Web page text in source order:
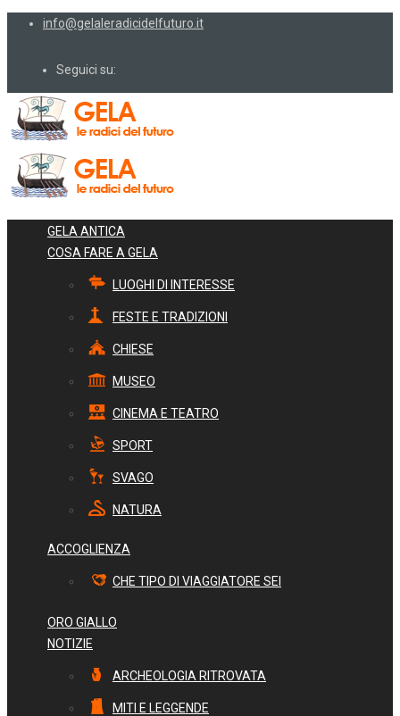
info@gelaleradicidelfuturo.it
Seguici su:
GELA ANTICA
COSA FARE A GELA
LUOGHI DI INTERESSE
FESTE E TRADIZIONI
CHIESE
MUSEO
CINEMA E TEATRO
SPORT
SVAGO
NATURA
ACCOGLIENZA
CHE TIPO DI VIAGGIATORE SEI
ORO GIALLO
NOTIZIE
ARCHEOLOGIA RITROVATA
MITI E LEGGENDE